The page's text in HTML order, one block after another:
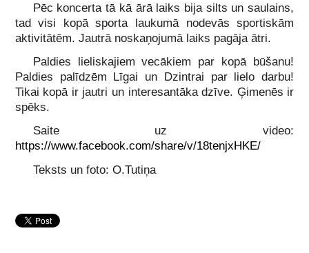
Pēc koncerta tā kā ārā laiks bija silts un saulains,
tad visi kopā sporta laukumā nodevās sportiskām
aktivitātēm. Jautrā noskaņojumā laiks pagāja ātri.
Paldies lieliskajiem vecākiem par kopā būšanu!
Paldies palīdzēm Līgai un Dzintrai par lielo darbu!
Tikai kopā ir jautri un interesantāka dzīve. Ģimenēs ir
spēks.
Saite uz video:
https://www.facebook.com/share/v/18tenjxHKE/
Teksts un foto: O.Tutiņa